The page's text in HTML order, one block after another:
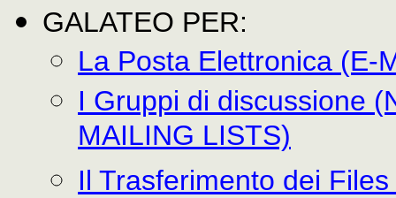
GALATEO PER:
La Posta Elettronica (E-
I Gruppi di discussione
MAILING LISTS)
Il Trasferimento dei